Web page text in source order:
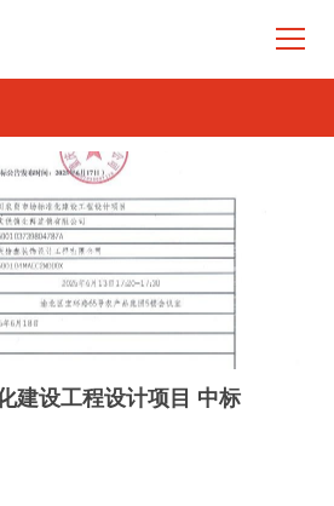
建设工程设计项目 中标